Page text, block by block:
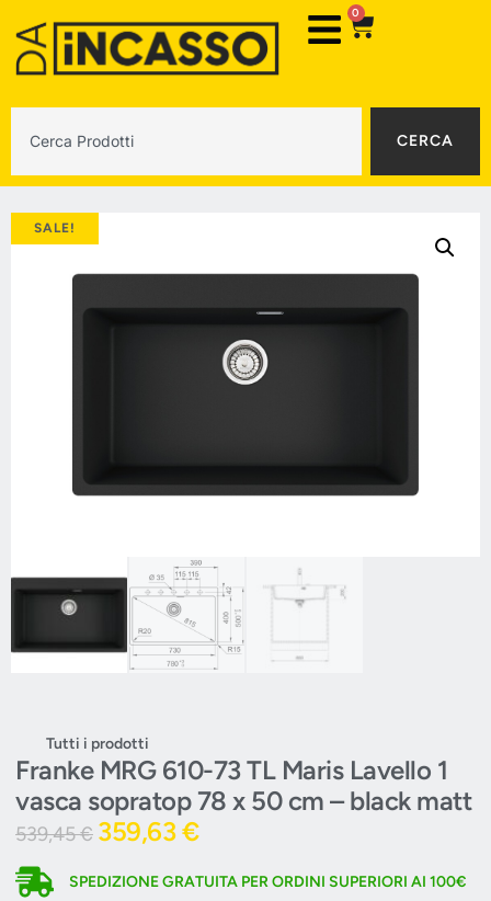
0
CERCA
SALE!
Tutti i prodotti
Franke MRG 610-73 TL Maris Lavello 1
vasca sopratop 78 x 50 cm – black matt
539,45€ 359,63€
SPEDIZIONE GRATUITA PER ORDINI SUPERIORI AI 100€